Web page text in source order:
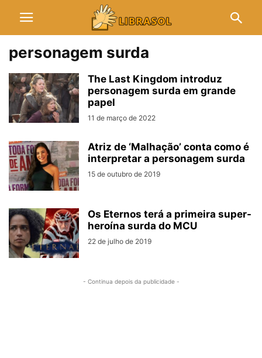
personagem surda
The Last Kingdom introduz
personagem surda em grande
papel
11 de março de 2022
Atriz de ‘Malhação’ conta como é
interpretar a personagem surda
15 de outubro de 2019
Os Eternos terá a primeira super-
heroína surda do MCU
22 de julho de 2019
- Continua depois da publicidade -